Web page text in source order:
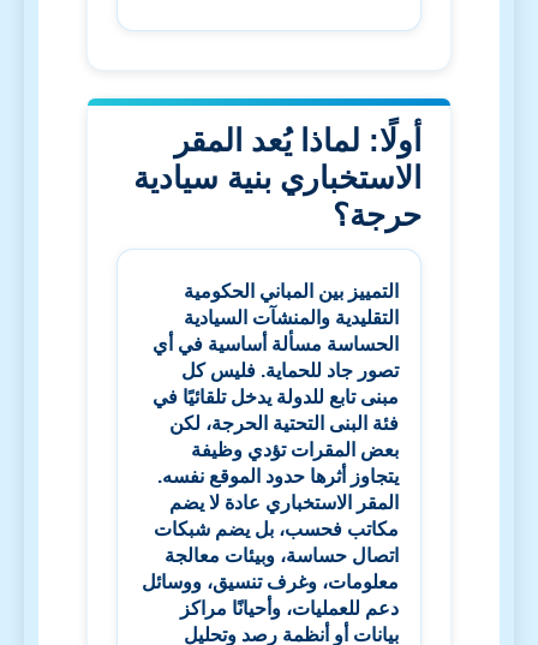
أولًا: لماذا يُعد المقر
الاستخباري بنية سيادية
حرجة؟
التمييز بين المباني الحكومية
التقليدية والمنشآت السيادية
الحساسة مسألة أساسية في أي
تصور جاد للحماية. فليس كل
مبنى تابع للدولة يدخل تلقائيًا في
فئة البنى التحتية الحرجة، لكن
بعض المقرات تؤدي وظيفة
يتجاوز أثرها حدود الموقع نفسه.
المقر الاستخباري عادة لا يضم
مكاتب فحسب، بل يضم شبكات
اتصال حساسة، وبيئات معالجة
معلومات، وغرف تنسيق، ووسائل
دعم للعمليات، وأحيانًا مراكز
بيانات أو أنظمة رصد وتحليل